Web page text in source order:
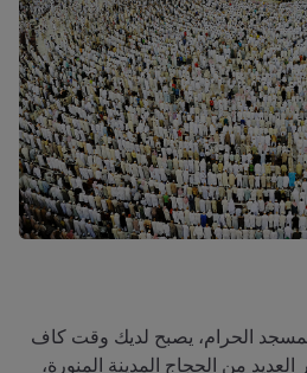
الحرام، يصبح لديك وقت كاف
من الحجاج المدينة المنورة،